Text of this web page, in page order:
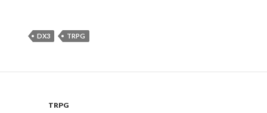
DX3 TRPG
TRPG